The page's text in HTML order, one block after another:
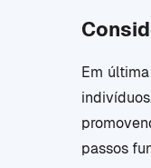
Em
passos